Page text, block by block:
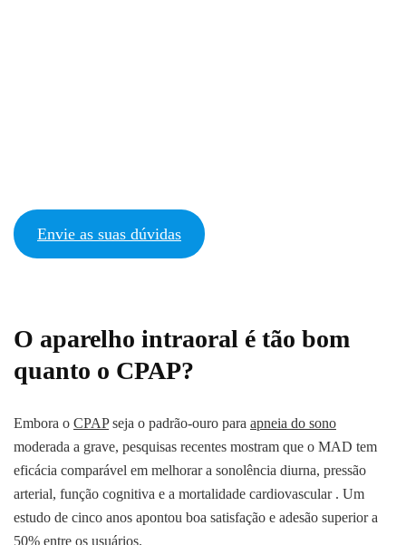
Envie as suas dúvidas
O aparelho intraoral é tão bom
quanto o CPAP?
Embora o CPAPseja o padrão-ouro para apneia do sono
moderada a grave, pesquisas recentes mostram que o MAD tem
eficácia comparável em melhorar a sonolência diurna, pressão
arterial, função cognitiva e a mortalidade cardiovascular . Um
estudo de cinco anos apontou boa satisfação e adesão superior a
50% entre os usuários.